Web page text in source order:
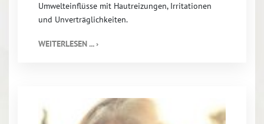
Umwelteinflüsse mit Hautreizungen, Irritationen
und Unverträglichkeiten.
WEITERLESEN ... ›